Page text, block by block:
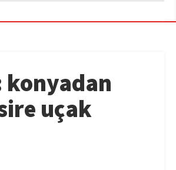
konyadan
uçak